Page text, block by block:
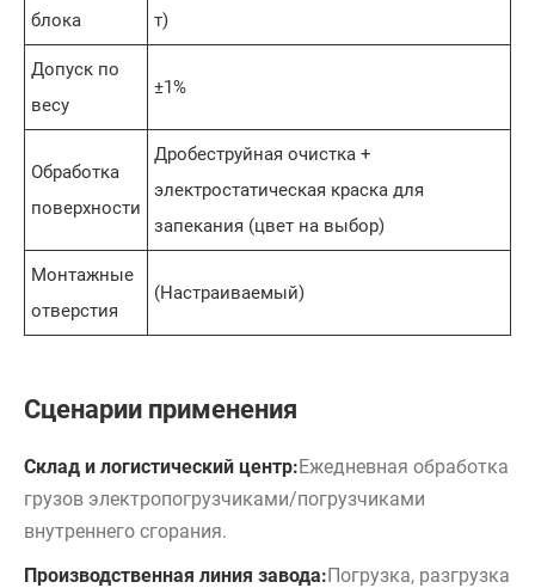
блока
т)
Допуск по
весу
±1%
Обработка
поверхности
Дробеструйная очистка +
электростатическая краска для
запекания (цвет на выбор)
Монтажные
отверстия
(Настраиваемый)
Сценарии применения
Склад и логистический центр:Ежедневная обработка
грузов электропогрузчиками/погрузчиками
внутреннего сгорания.
Производственная линия завода:Погрузка, разгрузка